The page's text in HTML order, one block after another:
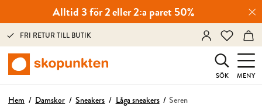
Alltid 3 för 2 eller 2:a paret 50%
FRI RETUR TILL BUTIK
SÖK MENY
Hem Damskor Sneakers Låga sneakers Seren